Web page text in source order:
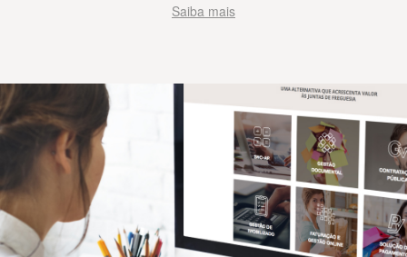
Saiba mais